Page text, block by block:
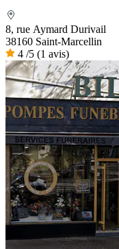
8, rue Aymard Durivail
38160 Saint-Marcellin
4 /5 (1 avis)